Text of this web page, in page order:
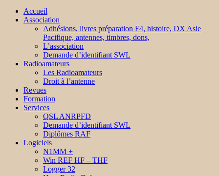
Accueil
Association
Adhésions, livres préparation F4, histoire, DX Asie
Pacifique, antennes, timbres, dons,
L’association
Demande d’identifiant SWL
Radioamateurs
Les Radioamateurs
Droit à l’antenne
Revues
Formation
Services
QSL ANRPFD
Demande d’identifiant SWL
Diplômes RAF
Logiciels
N1MM +
Win REF HF – THF
Logger 32